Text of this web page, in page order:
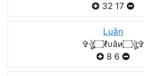
32 17
Luân
✞ঔৣ۝ℓυâи۝ঔৣ✞
8 6